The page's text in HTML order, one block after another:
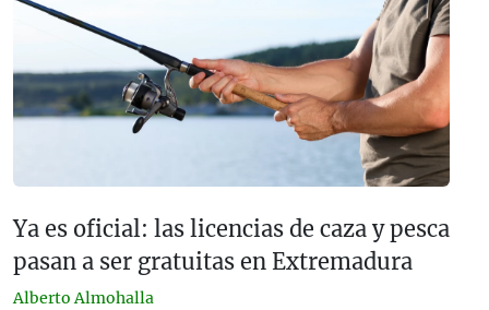
Ya es oficial: las licencias de caza y pesca
pasan a ser gratuitas en Extremadura
Alberto Almohalla